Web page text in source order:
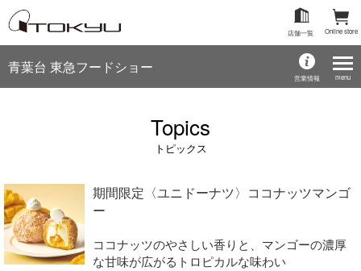
Online store
店舗一覧
青葉台 東急フードショー
営業情報
Topics
トピックス
期間限定〈ユニドーナツ〉ココナッツマンゴ
ー
ココナッツのやさしい香りと、マンゴーの濃厚
な甘味が広がるトロピカルな味わい
menu